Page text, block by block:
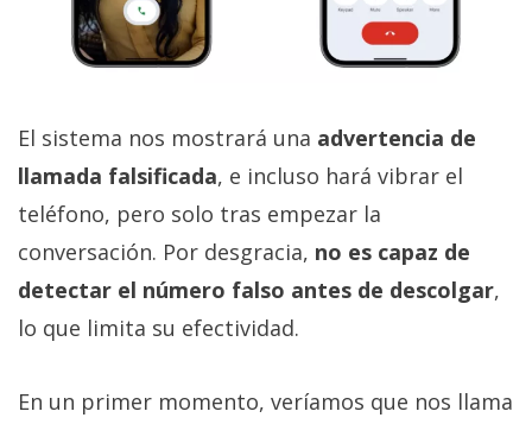
El sistema nos mostrará una advertencia de
llamada falsificada, e incluso hará vibrar el
teléfono, pero solo tras empezar la
conversación. Por desgracia, no es capaz de
detectar el número falso antes de descolgar,
lo que limita su efectividad.
En un primer momento, veríamos que nos llama